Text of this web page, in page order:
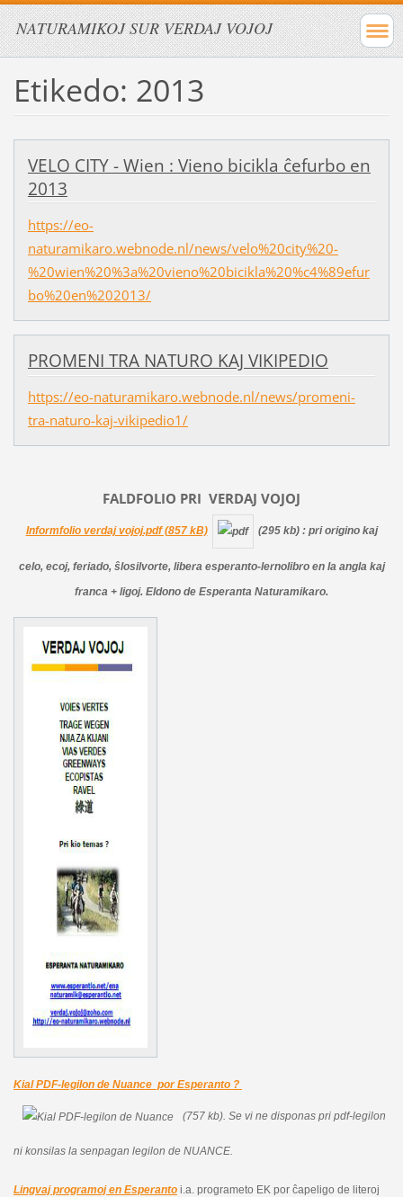
NATURAMIKOJ SUR VERDAJ VOJOJ
Etikedo: 2013
VELO CITY - Wien : Vieno bicikla ĉefurbo en
2013
https://eo-
naturamikaro.webnode.nl/news/velo%20city%20-
%20wien%20%3a%20vieno%20bicikla%20%c4%89efur
bo%20en%202013/
PROMENI TRA NATURO KAJ VIKIPEDIO
https://eo-naturamikaro.webnode.nl/news/promeni-
tra-naturo-kaj-vikipedio1/
FALDFOLIO PRI VERDAJ VOJOJ
Informfolio verdaj vojoj.pdf (857 kB) (295 kb) : pri origino kaj
celo, ecoj, feriado, ŝlosilvorte, libera esperanto-lernolibro en la angla kaj
franca + ligoj. Eldono de Esperanta Naturamikaro.
Kial PDF-legilon de Nuance por Esperanto ?
(757 kb). Se vi ne disponas pri pdf-legilon
ni konsilas la senpagan legilon de NUANCE.
Lingvaj programoj en Esperantoi.a. programeto EK por ĉapeligo de literoj